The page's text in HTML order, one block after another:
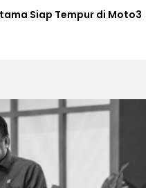
Siap Tempur di Moto3